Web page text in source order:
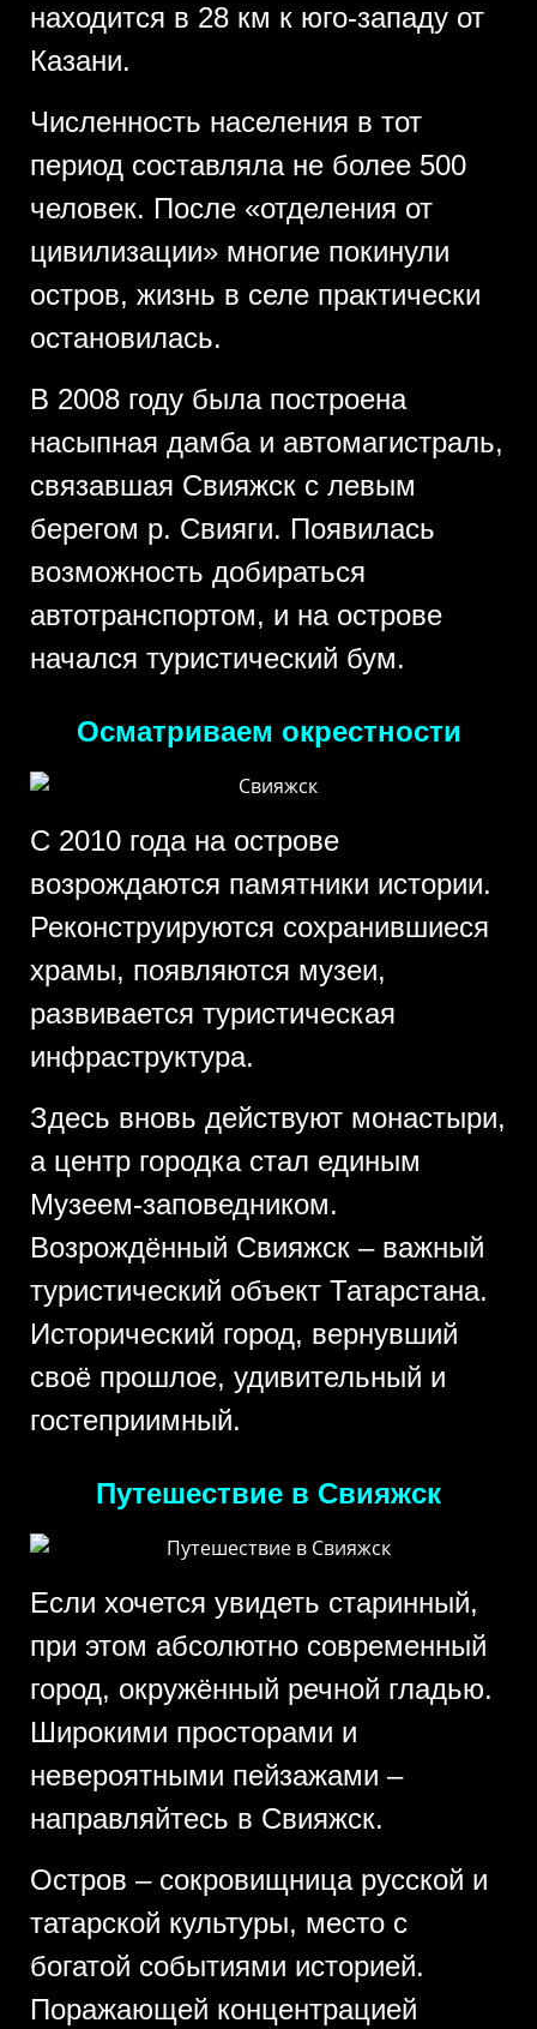
находится в 28 км к юго-западу от
Казани.
Численность населения в тот
период составляла не более 500
человек. После «отделения от
цивилизации» многие покинули
остров, жизнь в селе практически
остановилась.
В 2008 году была построена
насыпная дамба и автомагистраль,
связавшая Свияжск с левым
берегом р. Свияги. Появилась
возможность добираться
автотранспортом, и на острове
начался туристический бум.
Осматриваем окрестности
С 2010 года на острове
возрождаются памятники истории.
Реконструируются сохранившиеся
храмы, появляются музеи,
развивается туристическая
инфраструктура.
Здесь вновь действуют монастыри,
а центр городка стал единым
Музеем-заповедником.
Возрождённый Свияжск – важный
туристический объект Татарстана.
Исторический город, вернувший
своё прошлое, удивительный и
гостеприимный.
Путешествие в Свияжск
Если хочется увидеть старинный,
при этом абсолютно современный
город, окружённый речной гладью.
Широкими просторами и
невероятными пейзажами –
направляйтесь в Свияжск.
Остров – сокровищница русской и
татарской культуры, место с
богатой событиями историей.
Поражающей концентрацией